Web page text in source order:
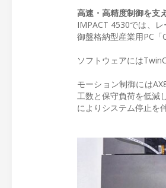
高速・高精度制御を支
IMPACT 4530では、
御盤格納型産業用PC「
ソフトウェアには
モーション制御には
工数と保守負荷を低減
によりシステム停止を